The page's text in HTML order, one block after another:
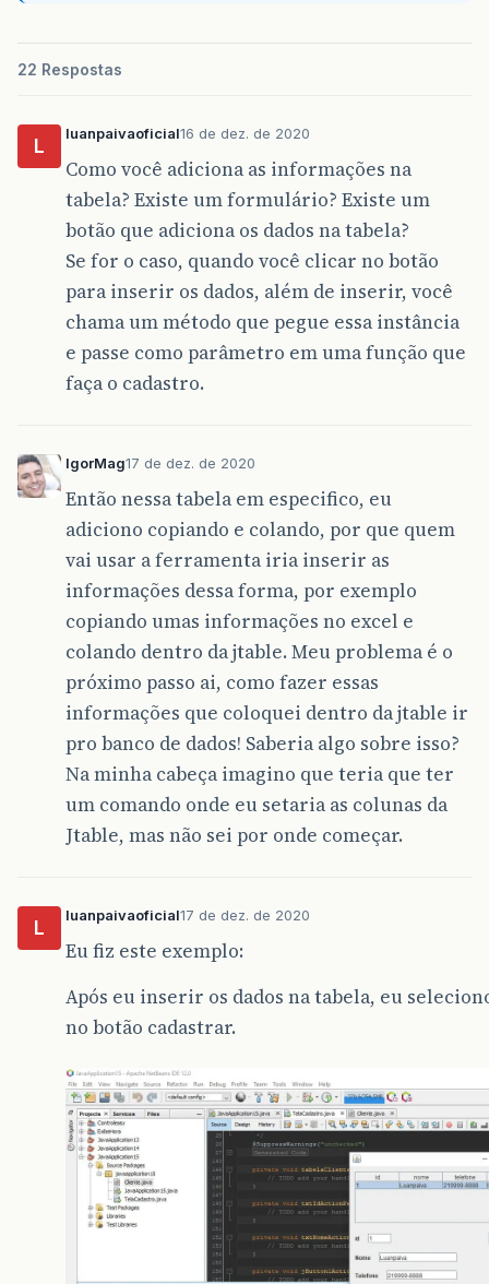
22 Respostas
L
luanpaivaoficial16 de dez. de 2020
Como você adiciona as informações na
tabela? Existe um formulário? Existe um
botão que adiciona os dados na tabela?
Se for o caso, quando você clicar no botão
para inserir os dados, além de inserir, você
chama um método que pegue essa instância
e passe como parâmetro em uma função que
faça o cadastro.
IgorMag17 de dez. de 2020
Então nessa tabela em especifico, eu
adiciono copiando e colando, por que quem
vai usar a ferramenta iria inserir as
informações dessa forma, por exemplo
copiando umas informações no excel e
colando dentro da jtable. Meu problema é o
próximo passo ai, como fazer essas
informações que coloquei dentro da jtable ir
pro banco de dados! Saberia algo sobre isso?
Na minha cabeça imagino que teria que ter
um comando onde eu setaria as colunas da
Jtable, mas não sei por onde começar.
L
luanpaivaoficial17 de dez. de 2020
Eu fiz este exemplo:
Após eu inserir os dados na tabela, eu
no botão cadastrar.